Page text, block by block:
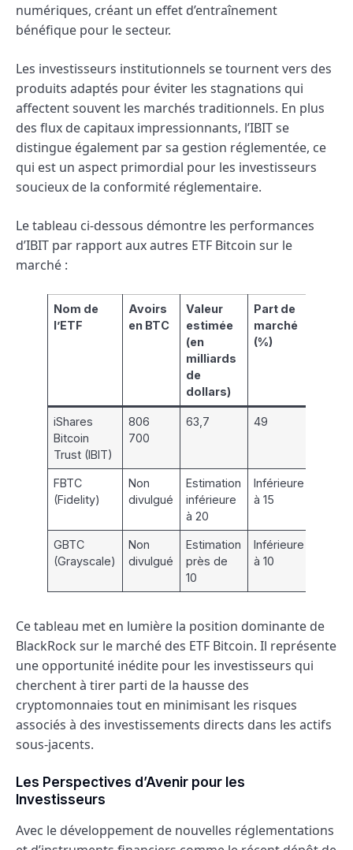
numériques, créant un effet d’entraînement
bénéfique pour le secteur.
Les investisseurs institutionnels se tournent vers des
produits adaptés pour éviter les stagnations qui
affectent souvent les marchés traditionnels. En plus
des flux de capitaux impressionnants, l’IBIT se
distingue également par sa gestion réglementée, ce
qui est un aspect primordial pour les investisseurs
soucieux de la conformité réglementaire.
Le tableau ci-dessous démontre les performances
d’IBIT par rapport aux autres ETF Bitcoin sur le
marché :
Nom de
l’ETF
Avoirs
en BTC
Valeur
estimée
(en
milliards
de
dollars)
Part de
marché
(%)
iShares
Bitcoin
Trust (IBIT)
806
700
63,7 49
FBTC
(Fidelity)
Non
divulgué
Estimation
inférieure
à 20
Inférieure
à 15
GBTC
(Grayscale)
Non
divulgué
Estimation
près de
10
Inférieure
à 10
Ce tableau met en lumière la position dominante de
BlackRock sur le marché des ETF Bitcoin. Il représente
une opportunité inédite pour les investisseurs qui
cherchent à tirer parti de la hausse des
cryptomonnaies tout en minimisant les risques
associés à des investissements directs dans les actifs
sous-jacents.
Les Perspectives d’Avenir pour les
Investisseurs
Avec le développement de nouvelles réglementations